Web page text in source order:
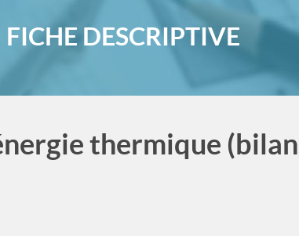
FICHE DESCRIPTIVE
thermique